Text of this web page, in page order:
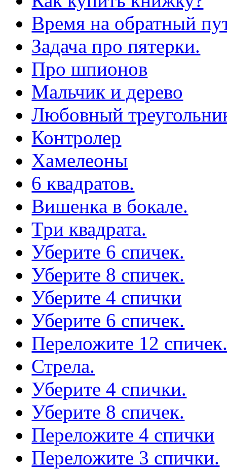
Время на обратный
Задача про пятерки.
Про шпионов
Мальчик и дерево
Любовный
Контролер
Хамелеоны
6 квадратов.
Вишенка в бокале.
Три квадрата.
Уберите 6 спичек.
Уберите 8 спичек.
Уберите 4 спички
Уберите 6 спичек.
Переложите 12
Стрела.
Уберите 4 спички.
Уберите 8 спичек.
Переложите 4 спички
Переложите 3 спички.